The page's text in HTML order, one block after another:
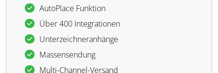
AutoPlace Funktion
Über 400 Integrationen
Unterzeichneranhänge
Massensendung
Multi-Channel-Versand